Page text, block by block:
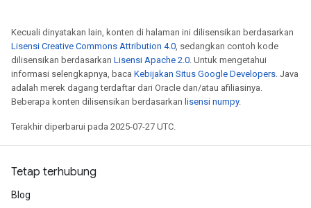
Kecuali dinyatakan lain, konten di halaman ini dilisensikan berdasarkan
Lisensi Creative Commons Attribution 4.0, sedangkan contoh kode
dilisensikan berdasarkan Lisensi Apache 2.0. Untuk mengetahui
informasi selengkapnya, baca Kebijakan Situs Google Developers. Java
adalah merek dagang terdaftar dari Oracle dan/atau afiliasinya.
Beberapa konten dilisensikan berdasarkan lisensi numpy.
Terakhir diperbarui pada 2025-07-27 UTC.
Tetap terhubung
Blog